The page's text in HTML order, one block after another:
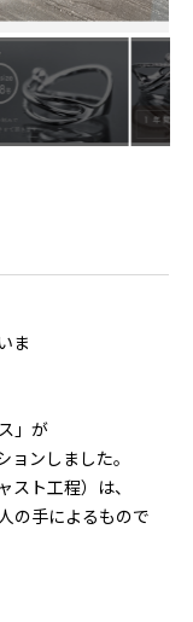
ま
」が
ョンしました。
スト工程）は、
の手によるもので